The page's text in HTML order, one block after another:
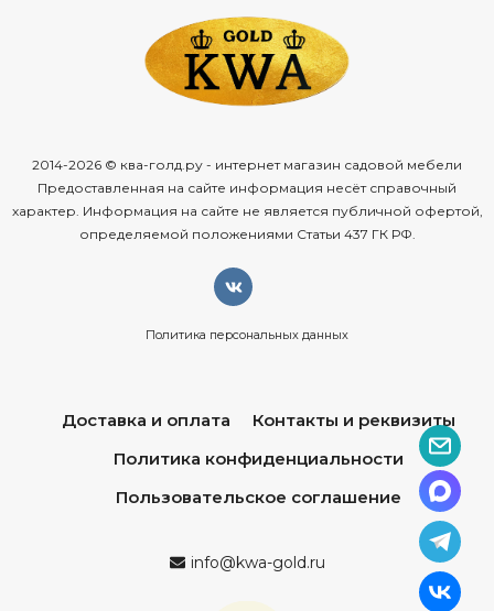
2014-2026 © ква-голд.ру - интернет магазин садовой мебели
Предоставленная на сайте информация несёт справочный
характер. Информация на сайте не является публичной офертой,
определяемой положениями Статьи 437 ГК РФ.
Политика персональных данных
Доставка и оплата
Контакты и реквизиты
Политика конфиденциальности
Пользовательское соглашение
info@kwa-gold.ru